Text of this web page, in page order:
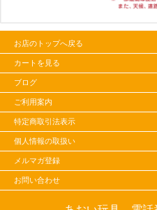
お店のトップへ戻る
カートを見る
ブログ
ご利用案内
特定商取引法表示
個人情報の取扱い
メルマガ登録
お問い合わせ